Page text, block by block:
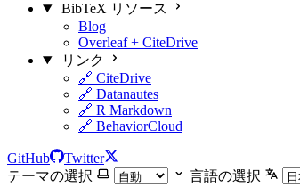
BibTeX リソース
Blog
Overleaf + CiteDrive
リンク
🔗 CiteDrive
🔗 Datanautes
🔗 R Markdown
🔗 BehaviorCloud
GitHub
Twitter
テーマの選択
言語の選択